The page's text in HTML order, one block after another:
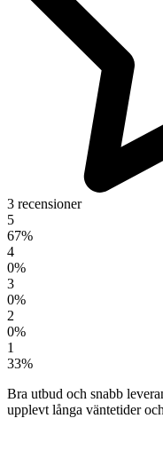
3 recensioner
5
67%
4
0%
3
0%
2
0%
1
33%
Bra utbud och snabb
upplevt långa väntetider